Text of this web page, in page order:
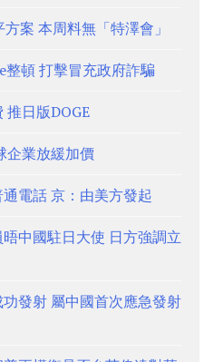
案 本周料無「特澤會」
整頓 打擊冒充政府詐騙
推日版DOGE
企業放緩加價
電話 京：由美方發起
中國駐日大使 日方強調立
發射 屬中國首次應急發射